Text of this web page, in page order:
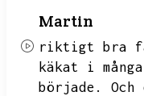
Martin
riktigt bra
käkat i
började.